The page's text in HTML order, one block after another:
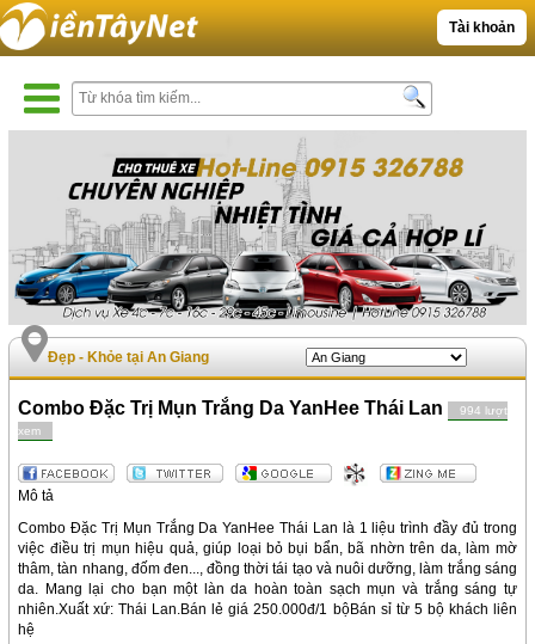
Tài khoản
Đẹp - Khỏe tại An Giang
Combo Đặc Trị Mụn Trắng Da YanHee Thái Lan
994 lượt
xem
Mô tả
Combo Đặc Trị Mụn Trắng Da YanHee Thái Lan là 1 liệu trình đầy đủ trong
việc điều trị mụn hiệu quả, giúp loại bỏ bụi bẩn, bã nhờn trên da, làm mờ
thâm, tàn nhang, đốm đen..., đồng thời tái tạo và nuôi dưỡng, làm trắng sáng
da. Mang lại cho bạn một làn da hoàn toàn sạch mụn và trắng sáng tự
nhiên.Xuất xứ: Thái Lan.Bán lẻ giá 250.000đ/1 bộBán sỉ từ 5 bộ khách liên
hệ